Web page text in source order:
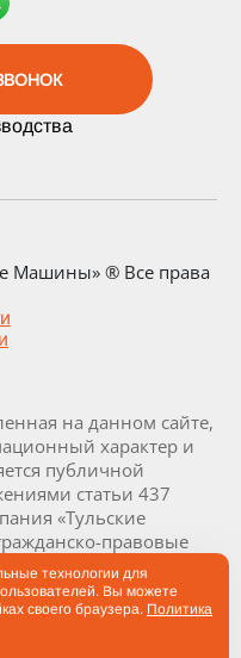
Машины» ® Все права
на данном сайте,
характер и
публичной
статьи 437
«Тульские
правовые
результате отдельно
Визуализация и
являются
в ходе
технологии для
Вы можете
своего браузера. Политика